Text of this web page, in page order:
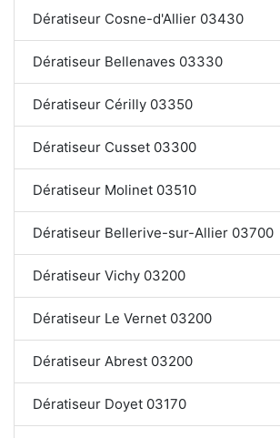
Dératiseur Cosne-d'Allier 03430
Dératiseur Bellenaves 03330
Dératiseur Cérilly 03350
Dératiseur Cusset 03300
Dératiseur Molinet 03510
Dératiseur Bellerive-sur-Allier 03700
Dératiseur Vichy 03200
Dératiseur Le Vernet 03200
Dératiseur Abrest 03200
Dératiseur Doyet 03170